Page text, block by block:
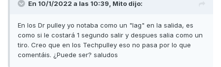
En 10/1/2022 a las 10:39, Mito dijo:
En los Dr pulley yo notaba como un "lag" en la salida, es
como si le costará 1 segundo salir y despues salia como un
tiro. Creo que en los Techpulley eso no pasa por lo que
comentáis. ¿Puede ser? saludos